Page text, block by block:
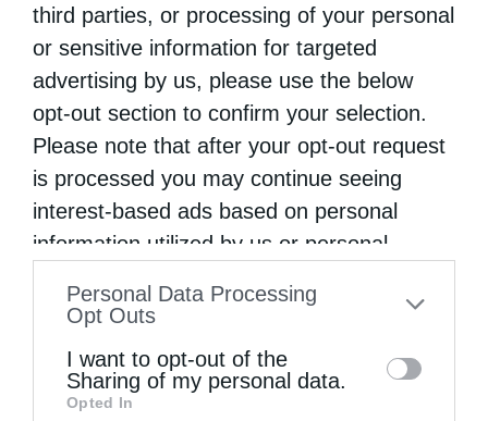
third parties, or processing of your personal
or sensitive information for targeted
advertising by us, please use the below
opt-out section to confirm your selection.
Please note that after your opt-out request
is processed you may continue seeing
interest-based ads based on personal
information utilized by us or personal
to your opt-out. You may separately opt-out
information by third parties on the IAB’s list
of downstream participants. This
Personal Data Processing
Opt Outs
I want to opt-out of the
Sharing of my personal data.
Opted In
δε, σε όσους κυβερνούν είπε ότι αυτοί
πρέπει να κυβερνούν με την αγάπη και όχι με
τη βία. Απευθυνόμενος στον Πρόεδρο της
Νέας Δημοκρατίας, για τη θέση που κατέχει,
τον κάλεσε να σταθεί στο ύψος των
περιστάσεων.
Ο κ. Μητσοτάκης έφτασε στην πρωτεύουσα
του Αγίου Όρους, τις Καρυές, λίγα λεπτά
μετά τις 12 και έγινε δεκτός με
κωδωνοκρουσίες, όπως ορίζει το